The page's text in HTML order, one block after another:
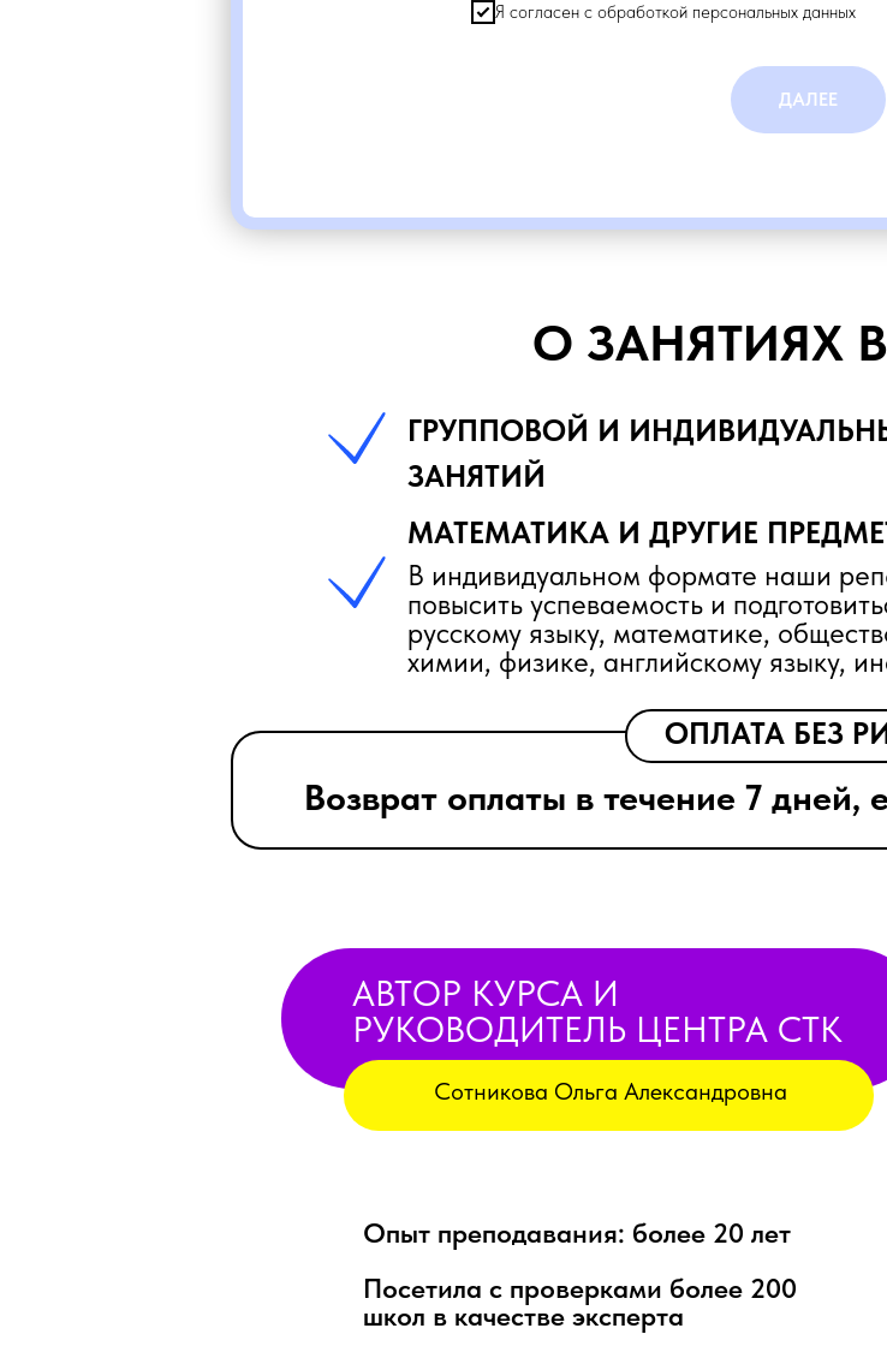
Я согласен с обработкой персональных данных
ДАЛЕЕ
О ЗАНЯТИЯХ
ГРУППОВОЙ И
ЗАНЯТИЙ
МАТЕМАТИКА И ДРУГИЕ
В индивидуальном формате наши
повысить успеваемость и
русскому языку, математике,
химии, физике, английскому языку,
ОПЛАТА БЕЗ
Возврат оплаты в течение 7 дней,
АВТОР КУРСА И
РУКОВОДИТЕЛЬ ЦЕНТРА СТК
Сотникова Ольга Александровна
Опыт преподавания: более 20 лет
Посетила с проверками более 200
школ в качестве эксперта